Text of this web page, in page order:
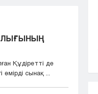
Құдіретті де
сынақ ...